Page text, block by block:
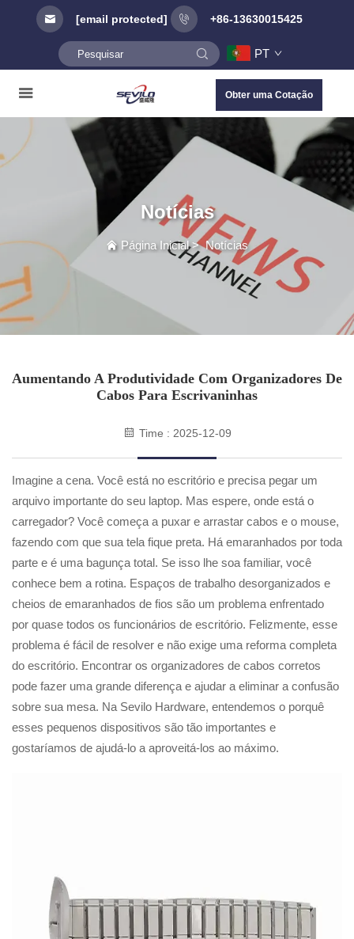
[email protected] +86-13630015425
PT
Obter uma Cotação
Notícias
Página Inicial>Notícias
Aumentando A Produtividade Com Organizadores De
Cabos Para Escrivaninhas
Time : 2025-12-09
Imagine a cena. Você está no escritório e precisa pegar um
arquivo importante do seu laptop. Mas espere, onde está o
carregador? Você começa a puxar e arrastar cabos e o mouse,
fazendo com que sua tela fique preta. Há emaranhados por toda
parte e é uma bagunça total. Se isso lhe soa familiar, você
conhece bem a rotina. Espaços de trabalho desorganizados e
cheios de emaranhados de fios são um problema enfrentado
por quase todos os funcionários de escritório. Felizmente, esse
problema é fácil de resolver e não exige uma reforma completa
do escritório. Encontrar os organizadores de cabos corretos
pode fazer uma grande diferença e ajudar a eliminar a confusão
sobre sua mesa. Na Sevilo Hardware, entendemos o porquê
esses pequenos dispositivos são tão importantes e
gostaríamos de ajudá-lo a aproveitá-los ao máximo.